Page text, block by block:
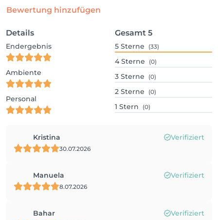
Bewertung hinzufügen
Details
Endergebnis
Ambiente
Personal
Gesamt 5
5 Sterne (33)
4 Sterne (0)
3 Sterne (0)
2 Sterne (0)
1 Stern (0)
Kristina Verifiziert
30.07.2026
Manuela Verifiziert
8.07.2026
Bahar Verifiziert